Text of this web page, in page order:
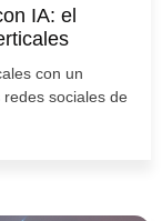
IA: el
con un
sociales de